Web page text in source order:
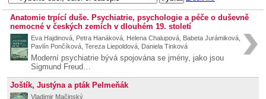
Anatomie trpící duše. Psychiatrie, psychologie a péče o duševně
nemocné v českých zemích v dlouhém 19. století
Eva Hajdinová, Petra Hanáková, Helena Chalupová, Babeta Jurámiková,
Pavlín Pončíková, Tereza Liepoldová, Daniela Tinková
Moderní psychiatrie bývá spojována se jmény, jako jsou
Sigmund Freud…
Joštík, Justýna a pták Pelmeňák
Vladimir Mačinský